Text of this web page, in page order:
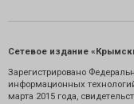
Сетевое издание
Зарегистрировано
информационных
марта 2015 года,